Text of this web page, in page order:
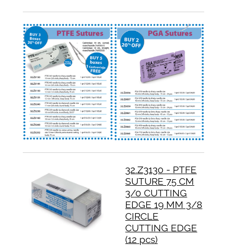
32.Z3130 - PTFE
SUTURE 75 CM
3/0 CUTTING
EDGE 19 MM 3/8
CIRCLE
CUTTING EDGE
(12 pcs)